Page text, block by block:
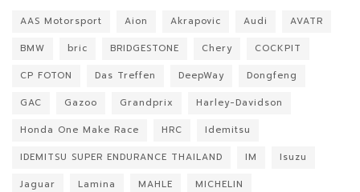
AAS Motorsport Aion Akrapovic Audi
AVATR
BMW
bric BRIDGESTONE Chery
COCKPIT
CP FOTON
Das Treffen DeepWay
Dongfeng
GAC
Gazoo Grandprix
Harley-Davidson
Honda One Make Race
HRC
Idemitsu
IDEMITSU SUPER ENDURANCE THAILAND
IM
Isuzu
Jaguar
Lamina MAHLE
MICHELIN